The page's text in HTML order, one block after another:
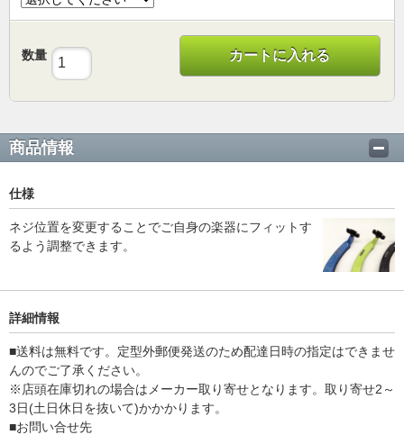
数量 カートに入れる
商品情報
仕様
ネジ位置を変更することでご自身の楽器にフィットす
るよう調整できます。
詳細情報
■送料は無料です。定型外郵便発送のため配達日時の指定はできませ
んのでご了承ください。
※店頭在庫切れの場合はメーカー取り寄せとなります。取り寄せ2～
3日(土日休日を抜いて)かかかります。
■お問い合せ先